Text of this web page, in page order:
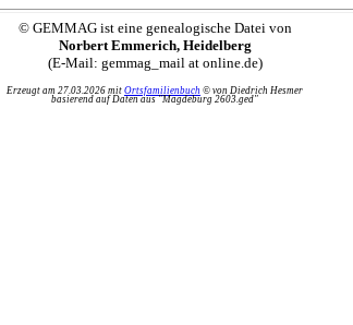
© GEMMAG ist eine genealogische Datei von
Norbert Emmerich, Heidelberg
(E-Mail: gemmag_mail at online.de)
Erzeugt am 27.03.2026 mit Ortsfamilienbuch © von Diedrich Hesmer
basierend auf Daten aus "Magdeburg 2603.ged"